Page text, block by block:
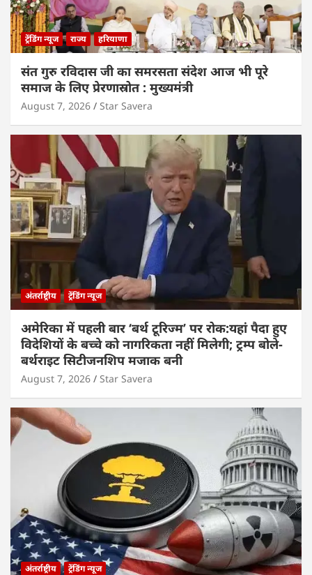
ट्रेंडिंग न्यूज राज्य हरियाणा
संत गुरु रविदास जी का समरसता संदेश आज भी पूरे
समाज के लिए प्रेरणास्रोत : मुख्यमंत्री
August 7, 2026 Star Savera
अंतर्राष्ट्रीय ट्रेंडिंग न्यूज
अमेरिका में पहली बार ‘बर्थ टूरिज्म’ पर रोक:यहां पैदा हुए
विदेशियों के बच्चे को नागरिकता नहीं मिलेगी; ट्रम्प बोले-
बर्थराइट सिटीजनशिप मजाक बनी
August 7, 2026 Star Savera
अंतर्राष्ट्रीय ट्रेंडिंग न्यूज